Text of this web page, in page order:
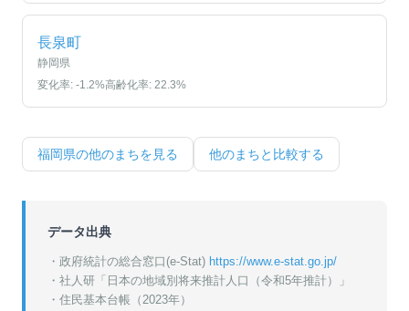
長泉町
静岡県
変化率: -1.2%高齢化率: 22.3%
福岡県の他のまちを見る 他のまちと比較する
データ出典
・政府統計の総合窓口(e-Stat) https://www.e-stat.go.jp/
・ 社人研「日本の地域別将来推計人口（令和5年推計）」
・ 住民基本台帳（2023年）